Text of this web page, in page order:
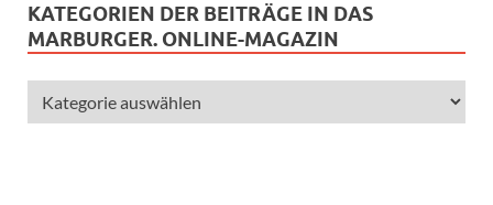
KATEGORIEN DER BEITRÄGE IN DAS
MARBURGER. ONLINE-MAGAZIN